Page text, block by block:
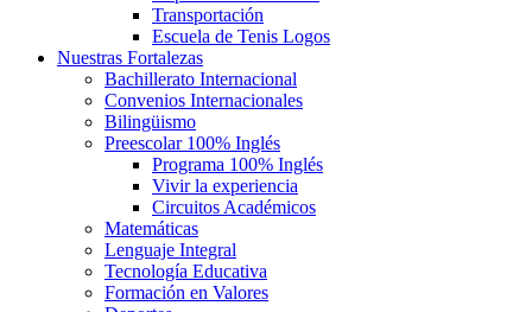
Transportación
Escuela de Tenis Logos
Nuestras Fortalezas
Bachillerato Internacional
Convenios Internacionales
Bilingüismo
Preescolar 100% Inglés
Programa 100% Inglés
Vivir la experiencia
Circuitos Académicos
Matemáticas
Lenguaje Integral
Tecnología Educativa
Formación en Valores